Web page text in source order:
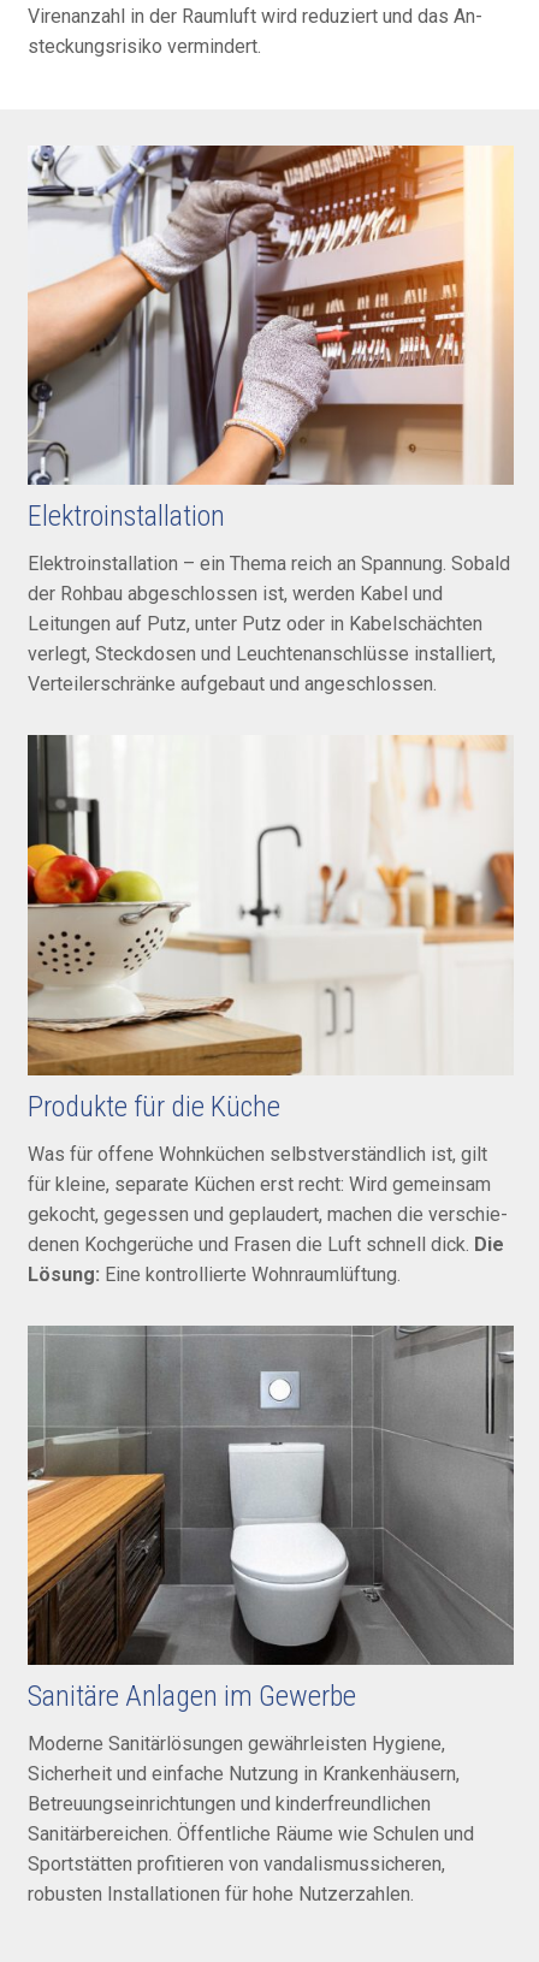
Viren­anzahl in der Raum­luft wird reduziert und das An­
steckungs­risiko vermin­dert.
Elektro­installation
Elektroinstallation – ein Thema reich an Spannung. Sobald
der Roh­bau abgeschlossen ist, werden Kabel und
Leitungen auf Putz, unter Putz oder in Kabel­schächten
verlegt, Steck­dosen und Leuchten­anschlüsse installiert,
Verteiler­schränke aufgebaut und angeschlossen.
Produkte für die Küche
Was für offene Wohnküchen selbst­verständ­lich ist, gilt
für kleine, separate Küchen erst recht: Wird ge­mein­sam
gek­ocht, ge­ges­sen und geplau­dert, machen die verschie­
denen Koch­gerüche und Frasen die Luft schnell dick. Die
Lösung: Eine kontrollierte Wohn­raum­lüftung.
Sanitäre Anlagen im Gewerbe
Moderne Sanitärlösungen gewährleisten Hygiene,
Sicherheit und einfache Nutzung in Krankenhäusern,
Betreuungseinrichtungen und kinderfreundlichen
Sanitärbereichen. Öffentliche Räume wie Schulen und
Sportstätten profitieren von vandalismussicheren,
robusten Installationen für hohe Nutzerzahlen.